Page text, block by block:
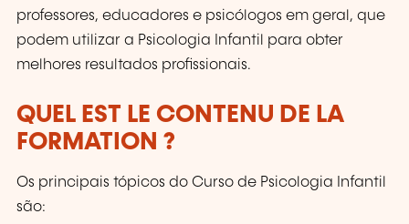
professores, educadores e psicólogos em geral, que
podem utilizar a Psicologia Infantil para obter
melhores resultados profissionais.
QUEL EST LE CONTENU DE LA
FORMATION ?
Os principais tópicos do Curso de Psicologia Infantil
são: